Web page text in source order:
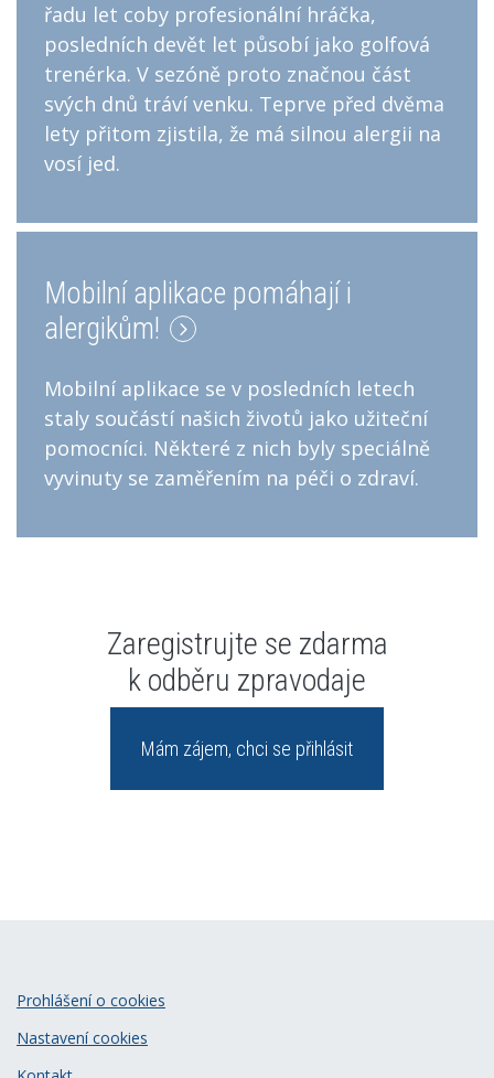
řadu let coby profesionální hráčka,
posledních devět let působí jako golfová
trenérka. V sezóně proto značnou část
svých dnů tráví venku. Teprve před dvěma
lety přitom zjistila, že má silnou alergii na
vosí jed.
Mobilní aplikace pomáhají i
alergikům!
Mobilní aplikace se v posledních letech
staly součástí našich životů jako užiteční
pomocníci. Některé z nich byly speciálně
vyvinuty se zaměřením na péči o zdraví.
Zaregistrujte se zdarma
k odběru zpravodaje
Mám zájem, chci se přihlásit
Prohlášení o cookies
Nastavení cookies